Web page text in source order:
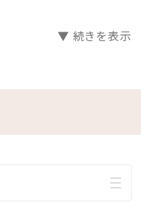
F）
▼ 続きを表示